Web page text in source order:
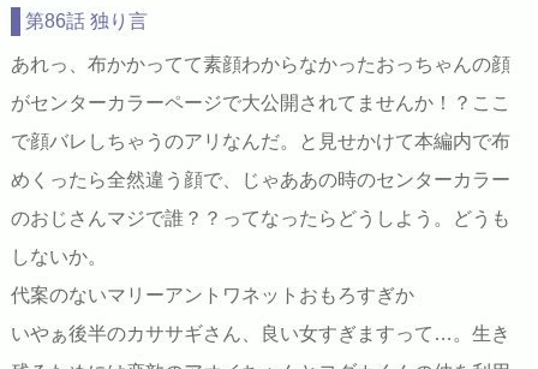
第86話 独り言
あれっ、布かかってて素顔わからなかったおっちゃんの顔
がセンターカラーページで大公開されてませんか！？ここ
で顔バレしちゃうのアリなんだ。と見せかけて本編内で布
めくったら全然違う顔で、じゃああの時のセンターカラー
のおじさんマジで誰？？ってなったらどうしよう。どうも
しないか。
代案のないマリーアントワネットおもろすぎか
いやぁ後半のカササギさん、良い女すぎますって…。生き